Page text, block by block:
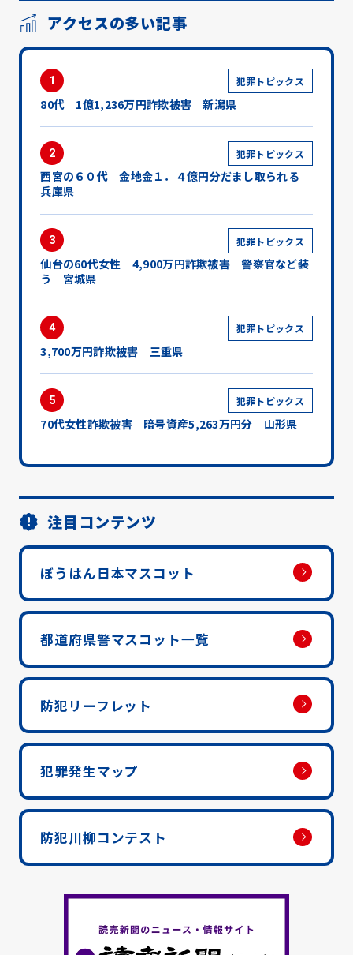
アクセスの多い記事
1 犯罪トピックス
80代 1億1,236万円詐欺被害 新潟県
2 犯罪トピックス
西宮の６０代 金地金１．４億円分だまし取られる
兵庫県
3 犯罪トピックス
仙台の60代女性 4,900万円詐欺被害 警察官など装
う 宮城県
4 犯罪トピックス
3,700万円詐欺被害 三重県
5 犯罪トピックス
70代女性詐欺被害 暗号資産5,263万円分 山形県
注目コンテンツ
ぼうはん日本マスコット
都道府県警マスコット一覧
防犯リーフレット
犯罪発生マップ
防犯川柳コンテスト